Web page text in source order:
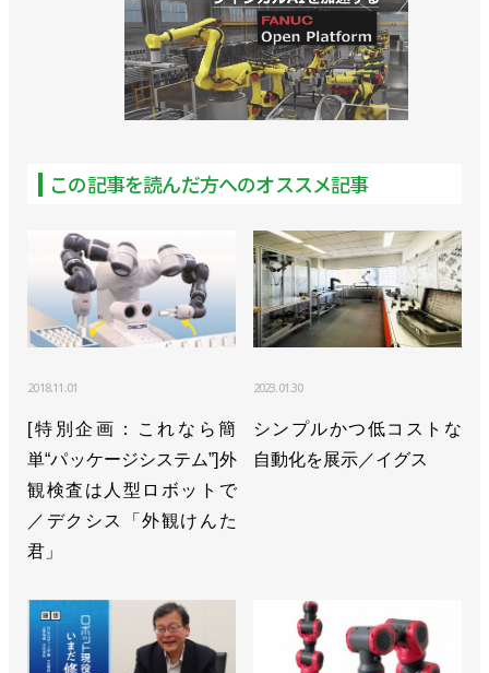
この記事を読んだ方へのオススメ記事
2018.11.01
[特別企画：これなら簡
単“パッケージシステム”]外
観検査は人型ロボットで
／デクシス「外観けんた
君」
2023.01.30
シンプルかつ低コストな
自動化を展示／イグス